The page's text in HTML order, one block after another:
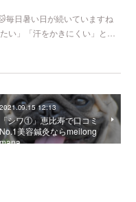
毎日暑い日が続いていますね
い」「汗をかきにくい」と…
2021.09.15 12:13
「シワ①」恵比寿で口コミ
No.1美容鍼灸ならmeilong
mana